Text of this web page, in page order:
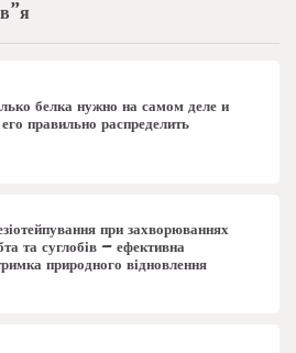
белка нужно на самом деле и
правильно распределить
при захворюваннях
та суглобів – ефективна
природного відновлення